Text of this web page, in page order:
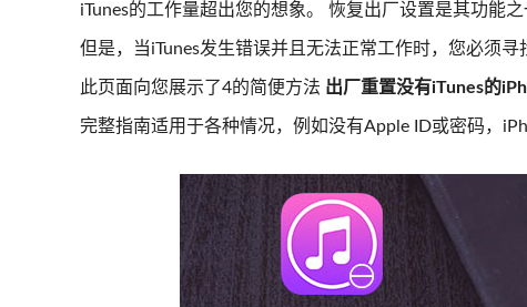
iTunes的工作量超出您的想象。 恢复出厂设置是其功能之
但是，当iTunes发生错误并且无法正常工作时，您必须寻
此页面向您展示了4的简便方法 出厂重置没有iTunes的
完整指南适用于各种情况，例如没有Apple ID或密码，